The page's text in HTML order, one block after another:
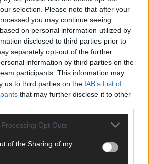
selection. Please note that after your
you may continue seeing
on personal information utilized by
disclosed to third parties prior to
separately opt-out of the further
information by third parties on the
participants. This information may
us to third parties on the IAB’s List of
that may further disclose it to other
Opt Outs
of the Sharing of my
coole Tipps, spannende Hintergründe
– wir checken alles für euch, filtern das
und bringen’s auf den Punkt.
Westernbrauerei – der
macht vieles neu